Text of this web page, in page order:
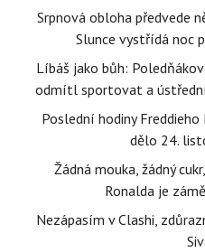
Srpnová obloha předvede
Slunce vystřídá noc
Líbáš jako bůh:
odmítl sportovat a
Poslední hodiny
dělo 24.
Žádná mouka, žádný
Ronalda je
Nezápasím v Clashi,